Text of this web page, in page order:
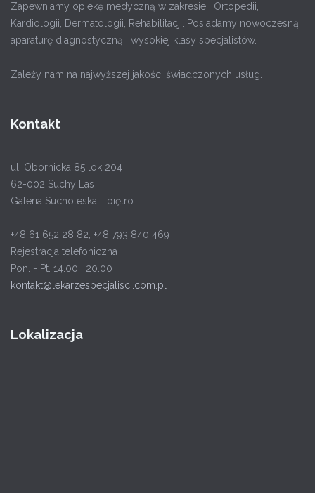
Zapewniamy opiekę medyczną w zakresie : Ortopedii,
Kardiologii, Dermatologii, Rehabilitacji. Posiadamy nowoczesną
aparaturę diagnostyczną i wysokiej klasy specjalistów.
Zależy nam na najwyższej jakości świadczonych usług.
Kontakt
ul. Obornicka 85 lok 204
62-002 Suchy Las
Galeria Sucholeska II piętro
+48 61 652 28 82, +48 793 840 469
Rejestracja telefoniczna
Pon. - Pt. 14.00 : 20.00
kontakt@lekarzespecjalisci.com.pl
Lokalizacja